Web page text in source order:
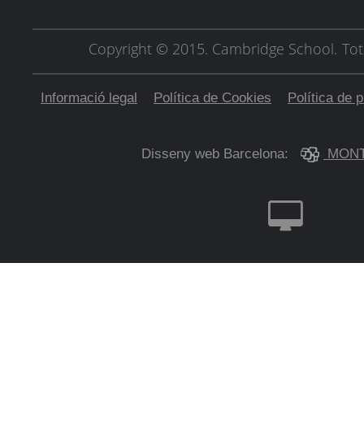
Copyright © 2015. Cambridge School.
Informació legal Política de Cookies Política de
Disseny web Barcelona: